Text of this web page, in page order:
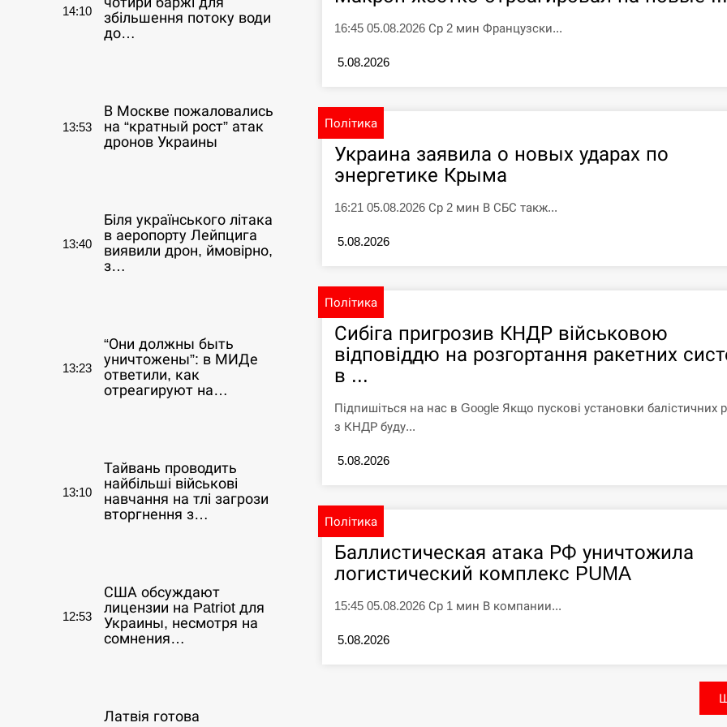
14:10
збільшення потоку води
до…
13:53
В Москве пожаловались
на “кратный рост” атак
дронов Украины
13:40
Біля українського літака
в аеропорту Лейпцига
виявили дрон, ймовірно,
з…
13:23
“Они должны быть
уничтожены”: в МИДе
ответили, как
отреагируют на…
13:10
Тайвань проводить
найбільші військові
навчання на тлі загрози
вторгнення з…
12:53
США обсуждают
лицензии на Patriot для
Украины, несмотря на
сомнения…
Латвія готова
16:45 05.08.2026 Ср 2 мин Французски...
5.08.2026
Політика
Украина заявила о новых ударах по
энергетике Крыма
16:21 05.08.2026 Ср 2 мин В СБС такж...
5.08.2026
Політика
Сибіга пригрозив КНДР військовою
відповіддю на розгортання ракетних
в ...
Підпишіться на нас в Google Якщо пускові установки балістичних
з КНДР буду...
5.08.2026
Політика
Баллистическая атака РФ уничтожила
логистический комплекс PUMA
15:45 05.08.2026 Ср 1 мин В компании...
5.08.2026